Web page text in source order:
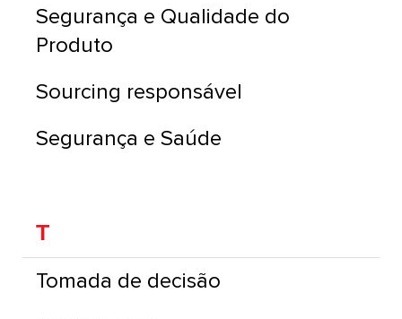
Segurança e Qualidade do
Produto
Sourcing responsável
Segurança e Saúde
T
Tomada de decisão